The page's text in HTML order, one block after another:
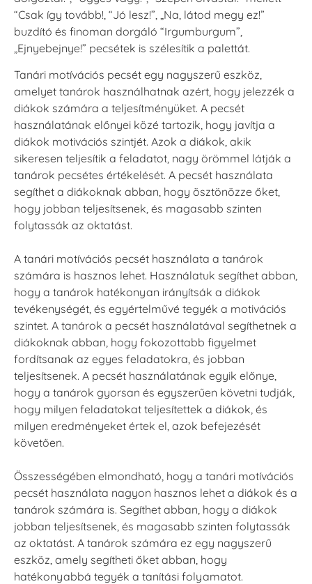
“Csak így tovább!, “Jó lesz!”, „Na, látod megy ez!”
buzdító és finoman dorgáló “Irgumburgum”,
„Ejnyebejnye!” pecsétek is szélesítik a palettát.
Tanári motívációs pecsét egy nagyszerű eszköz,
amelyet tanárok használhatnak azért, hogy jelezzék a
diákok számára a teljesítményüket. A pecsét
használatának előnyei közé tartozik, hogy javítja a
diákok motivációs szintjét. Azok a diákok, akik
sikeresen teljesítik a feladatot, nagy örömmel látják a
tanárok pecsétes értékelését. A pecsét használata
segíthet a diákoknak abban, hogy ösztönözze őket,
hogy jobban teljesítsenek, és magasabb szinten
folytassák az oktatást.
A tanári motívációs pecsét használata a tanárok
számára is hasznos lehet. Használatuk segíthet abban,
hogy a tanárok hatékonyan irányítsák a diákok
tevékenységét, és egyértelművé tegyék a motivációs
szintet. A tanárok a pecsét használatával segíthetnek a
diákoknak abban, hogy fokozottabb figyelmet
fordítsanak az egyes feladatokra, és jobban
teljesítsenek. A pecsét használatának egyik előnye,
hogy a tanárok gyorsan és egyszerűen követni tudják,
hogy milyen feladatokat teljesítettek a diákok, és
milyen eredményeket értek el, azok befejezését
követően.
Összességében elmondható, hogy a tanári motívációs
pecsét használata nagyon hasznos lehet a diákok és a
tanárok számára is. Segíthet abban, hogy a diákok
jobban teljesítsenek, és magasabb szinten folytassák
az oktatást. A tanárok számára ez egy nagyszerű
eszköz, amely segítheti őket abban, hogy
hatékonyabbá tegyék a tanítási folyamatot.